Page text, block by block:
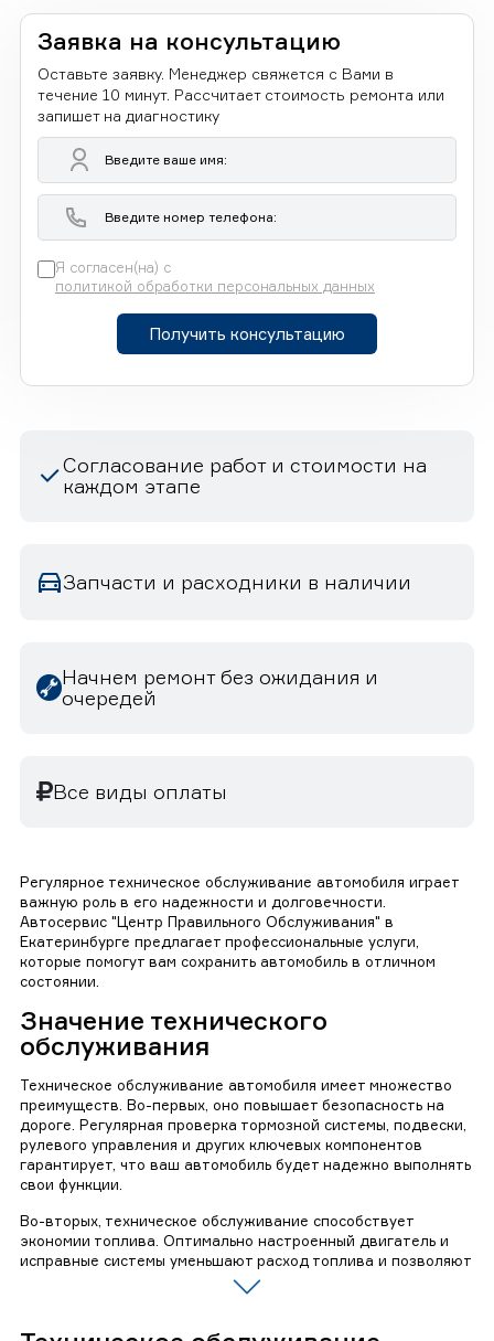
Заявка на консультацию
Оставьте заявку. Менеджер свяжется с Вами в
течение 10 минут. Рассчитает стоимость ремонта или
запишет на диагностику
Я согласен(на) с
политикой обработки персональных данных
Получить консультацию
Согласование работ и стоимости на
каждом этапе
Запчасти и расходники в наличии
Начнем ремонт без ожидания и
очередей
Все виды оплаты
Регулярное техническое обслуживание автомобиля играет
важную роль в его надежности и долговечности.
Автосервис "Центр Правильного Обслуживания" в
Екатеринбурге предлагает профессиональные услуги,
которые помогут вам сохранить автомобиль в отличном
состоянии.
Значение технического
обслуживания
Техническое обслуживание автомобиля имеет множество
преимуществ. Во-первых, оно повышает безопасность на
дороге. Регулярная проверка тормозной системы, подвески,
рулевого управления и других ключевых компонентов
гарантирует, что ваш автомобиль будет надежно выполнять
свои функции.
Во-вторых, техническое обслуживание способствует
экономии топлива. Оптимально настроенный двигатель и
исправные системы уменьшают расход топлива и позволяют
вам сэкономить деньги на заправке.
предотвратить поломки и серьезные повреждения